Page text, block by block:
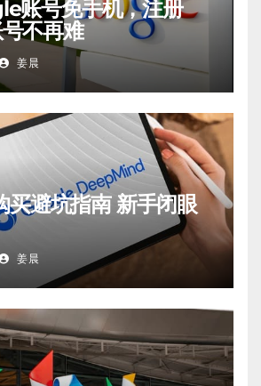
账号免手机，注册
不再难
姜晨
买避坑指南 新手闭眼
姜晨